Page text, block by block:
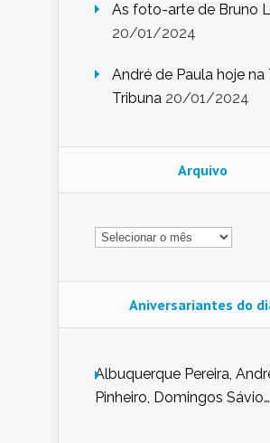
As foto-arte de Bruno
20/01/2024
André de Paula hoje na
Tribuna 20/01/2024
Arquivo
Arquivo
Aniversariantes do
Albuquerque Pereira,
Pinheiro, Domingos Sávio